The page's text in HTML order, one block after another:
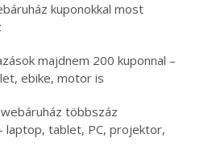
kuponokkal most
majdnem 200 kuponnal –
ebike, motor is
többszáz
laptop, tablet, PC, projektor,